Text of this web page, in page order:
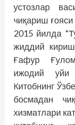
устозлар
чиқариш
2015 йилда
жиддий
Ғафур
ижодий уйи
Китобнинг
босмадан
хизматлари